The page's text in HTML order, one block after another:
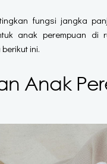
fungsi jangka
anak perempuan
ini.
Anak